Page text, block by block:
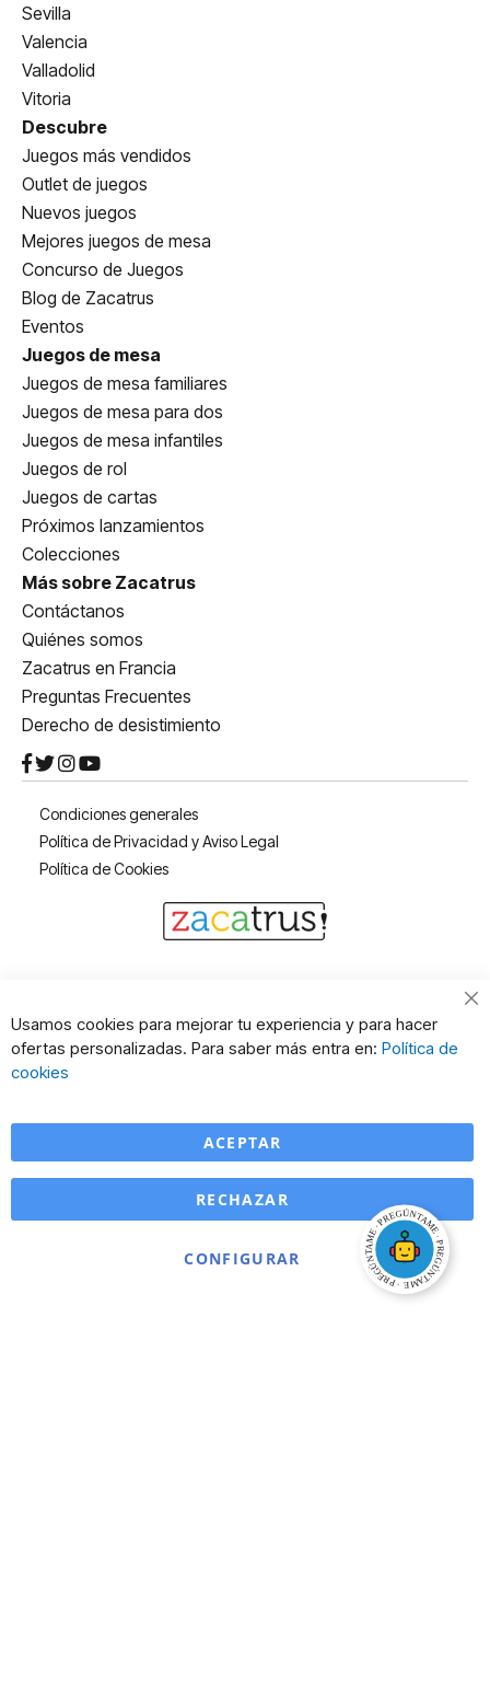
Sevilla
Valencia
Valladolid
Vitoria
Descubre
Juegos más vendidos
Outlet de juegos
Nuevos juegos
Mejores juegos de mesa
Concurso de Juegos
Blog de Zacatrus
Eventos
Juegos de mesa
Juegos de mesa familiares
Juegos de mesa para dos
Juegos de mesa infantiles
Juegos de rol
Juegos de cartas
Próximos lanzamientos
Colecciones
Más sobre Zacatrus
Contáctanos
Quiénes somos
Zacatrus en Francia
Preguntas Frecuentes
Derecho de desistimiento
Condiciones generales
Política de Privacidad y Aviso Legal
Política de Cookies
Usamos cookies para mejorar tu experiencia y para hacer
ofertas personalizadas. Para saber más entra en: Política de
cookies
ACEPTAR
CONFIGURAR
RECHAZAR